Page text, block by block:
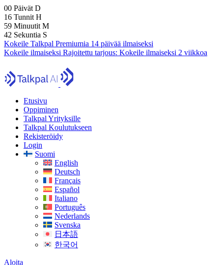
00 Päivät D
16 Tunnit H
59 Minuutit M
40 Sekuntia S
Kokeile Talkpal Premiumia 14 päivää ilmaiseksi
Kokeile ilmaiseksi Rajoitettu tarjous: Kokeile ilmaiseksi 2 viikkoa
Etusivu
Oppiminen
Talkpal Yrityksille
Talkpal Koulutukseen
Rekisteröidy
Login
Suomi
English
Deutsch
Français
Español
Italiano
Português
Nederlands
Svenska
日本語
한국어
Aloita